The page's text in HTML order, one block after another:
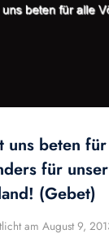
uns beten
für
(Gebet)
am August 9,